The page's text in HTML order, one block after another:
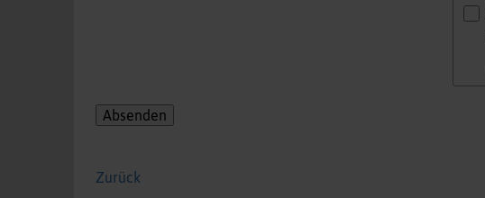
Absenden
Zurück